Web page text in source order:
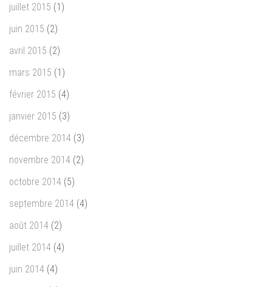
juillet 2015 (1)
juin 2015 (2)
avril 2015 (2)
mars 2015 (1)
février 2015 (4)
janvier 2015 (3)
décembre 2014 (3)
novembre 2014 (2)
octobre 2014 (5)
septembre 2014 (4)
août 2014 (2)
juillet 2014 (4)
juin 2014 (4)